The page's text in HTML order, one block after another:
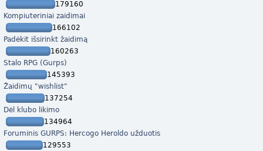
179160
Kompiuteriniai zaidimai
166102
Padėkit išsirinkt žaidimą
160263
Stalo RPG (Gurps)
145393
Žaidimų "wishlist"
137254
Dėl klubo likimo
134964
Foruminis GURPS: Hercogo Heroldo užduotis
129553